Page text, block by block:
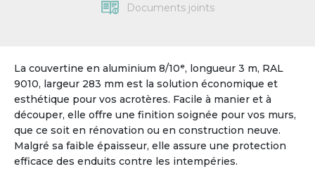
Documents joints
La couvertine en aluminium 8/10ᵉ, longueur 3 m, RAL
9010, largeur 283 mm est la solution économique et
esthétique pour vos acrotères. Facile à manier et à
découper, elle offre une finition soignée pour vos murs,
que ce soit en rénovation ou en construction neuve.
Malgré sa faible épaisseur, elle assure une protection
efficace des enduits contre les intempéries.